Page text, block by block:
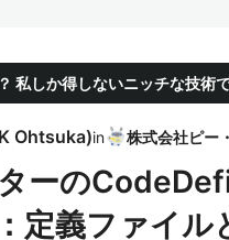
私しか得しないニッチな技術
K Ohtsuka)in
ーの
定義ファイル